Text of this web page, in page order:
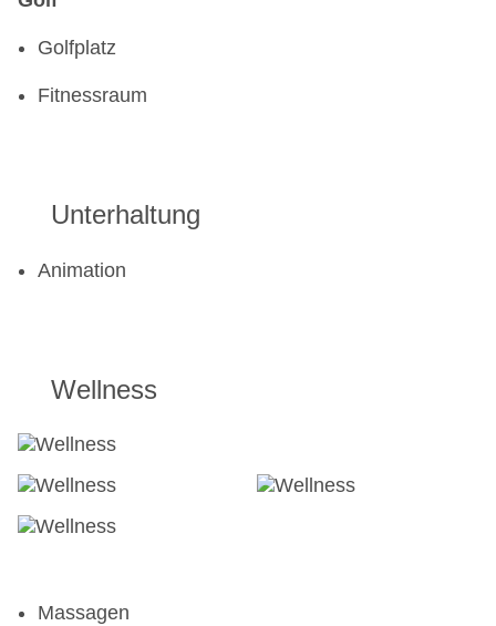
Golfplatz
Fitnessraum
Unterhaltung
Animation
Wellness
Massagen